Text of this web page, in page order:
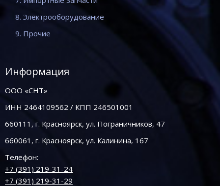
8. Электрооборудование
9. Прочие
Информация
ООО «СНТ»
ИНН 2464109562 / КПП 246501001
660111, г. Красноярск, ул. Пограничников, 47
660061, г. Красноярск, ул. Калинина, 167
Телефон:
+7 (391) 219-31-24
+7 (391) 219-31-29